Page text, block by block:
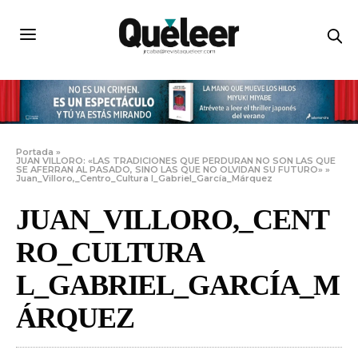
Portada »
JUAN VILLORO: «LAS TRADICIONES QUE PERDURAN NO SON LAS QUE
SE AFERRAN AL PASADO, SINO LAS QUE NO OLVIDAN SU FUTURO» »
Juan_Villoro,_Centro_Cultura l_Gabriel_García_Márquez
JUAN_VILLORO,_CENT
RO_CULTURA
L_GABRIEL_GARCÍA_M
ÁRQUEZ